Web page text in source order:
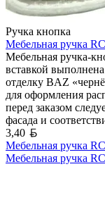
Ручка кнопка
Мебельная ручка
Мебельная ручка-
вставкой
отделку BAZ
для оформления
перед заказом
фасада и
3,40
Мебельная ручка
Мебельная ручка